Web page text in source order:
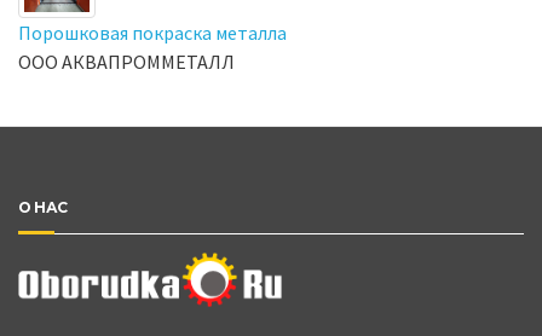
Порошковая покраска металла
ООО АКВАПРОММЕТАЛЛ
О НАС